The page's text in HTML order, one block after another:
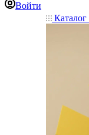
Войти
Каталог